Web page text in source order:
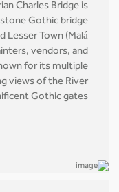
Charles Bridge is
stone Gothic bridge
Lesser Town (Malá
vendors, and
for its multiple
views of the River
Gothic gates.